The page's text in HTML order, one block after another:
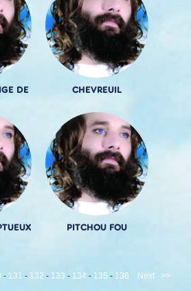
DE
CHEVREUIL
PITCHOU FOU
- 131 - 132 - 133 - 134 - 135 - 136 Next >>